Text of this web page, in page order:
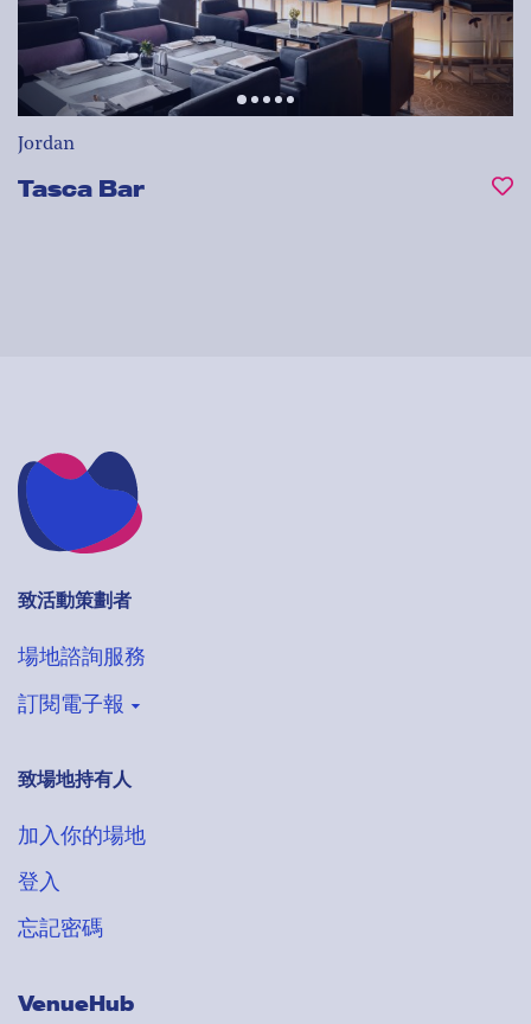
Jordan
Tasca Bar
致活動策劃者
場地諮詢服務
訂閱電子報
登記收取VenueHub電子通訊
搶先獲得最新場地情報
致場地持有人
加入你的場地
登入
忘記密碼
VenueHub